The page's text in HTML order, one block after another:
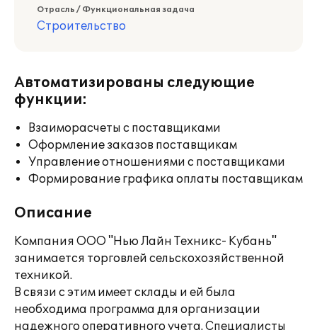
Отрасль / Функциональная задача
Строительство
Автоматизированы следующие
функции:
Взаиморасчеты с поставщиками
Оформление заказов поставщикам
Управление отношениями с поставщиками
Формирование графика оплаты поставщикам
Описание
Компания ООО "Нью Лайн Техникс- Кубань"
занимается торговлей сельскохозяйственной
техникой.
В связи с этим имеет склады и ей была
необходима программа для организации
надежного оперативного учета. Специалисты